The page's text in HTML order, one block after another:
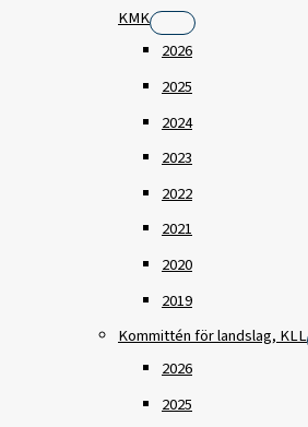
KMK
2026
2025
2024
2023
2022
2021
2020
2019
Kommittén för landslag, KLL
2026
2025